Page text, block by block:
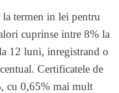
termen in lei pentru
cuprinse intre 8% la
12 luni, inregistrand o
Certificatele de
cu 0,65% mai mult